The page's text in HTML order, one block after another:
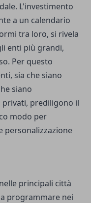
L'investimento
a un calendario
tra loro, si rivela
enti più grandi,
Per questo
sia che siano
siano
privati, prediligono il
modo per
personalizzazione
principali città
programmare nei